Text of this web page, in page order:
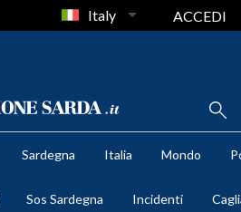
Italy ACCEDI
Sardegna Italia Mondo
Sos Sardegna Incidenti